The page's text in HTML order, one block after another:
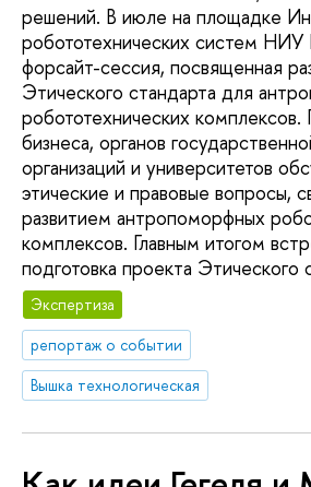
решений. В июле на площадке
робототехнических систем
форсайт-сессия, посвященная
Этического стандарта для
робототехнических
бизнеса, органов
организаций и университетов
этические и правовые вопросы,
развитием антропоморфных
комплексов. Главным итогом
подготовка проекта Этического
Экспертиза
репортаж о событии
Вышка технологическая